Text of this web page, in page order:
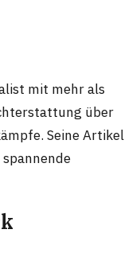
mit mehr als
über
Seine Artikel